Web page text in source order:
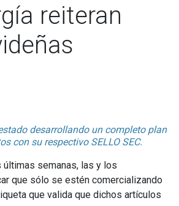
reiteran
desarrollando un completo plan
con su respectivo SELLO SEC.
últimas semanas, las y los
que sólo se estén comercializando
que valida que dichos artículos